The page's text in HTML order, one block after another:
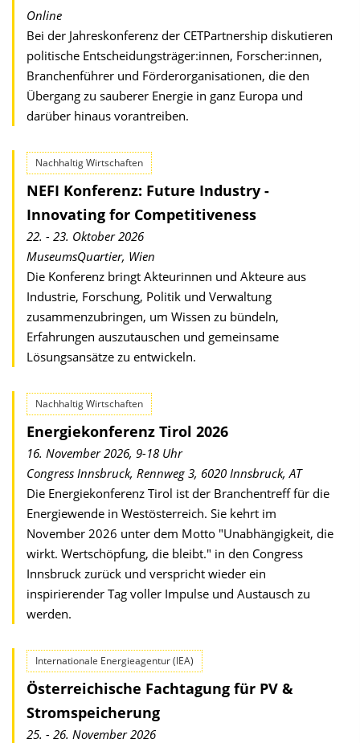
Online
Bei der Jahreskonferenz der CETPartnership diskutieren
politische Entscheidungs­träger:innen, Forscher:innen,
Branchen­führer und Förder­organisationen, die den
Übergang zu sauberer Energie in ganz Europa und
darüber hinaus vorantreiben.
Nachhaltig Wirtschaften
NEFI Konferenz: Future Industry -
Innovating for Competitiveness
22. - 23. Oktober 2026
MuseumsQuartier, Wien
Die Konferenz bringt Akteurinnen und Akteure aus
Industrie, Forschung, Politik und Verwaltung
zusammenzubringen, um Wissen zu bündeln,
Erfahrungen auszu­tauschen und gemeinsame
Lösungsansätze zu entwickeln.
Nachhaltig Wirtschaften
Energiekonferenz Tirol 2026
16. November 2026, 9-18 Uhr
Congress Innsbruck, Rennweg 3, 6020 Innsbruck, AT
Die Energiekonferenz Tirol ist der Branchentreff für die
Energiewende in Westösterreich. Sie kehrt im
November 2026 unter dem Motto "Unabhängigkeit, die
wirkt. Wertschöpfung, die bleibt." in den Congress
Innsbruck zurück und verspricht wieder ein
inspirierender Tag voller Impulse und Austausch zu
werden.
Internationale Energieagentur (IEA)
Österreichische Fachtagung für PV &
Stromspeicherung
25. - 26. November 2026